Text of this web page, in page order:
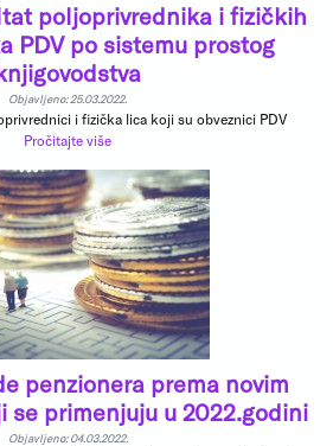
poljoprivrednika i fizičkih
PDV po sistemu prostog
Objavljeno: 25.03.2022.
i fizička lica koji su obveznici PDV
Pročitajte više
penzionera prema novim
se primenjuju u 2022.godini
Objavljeno: 04.03.2022.